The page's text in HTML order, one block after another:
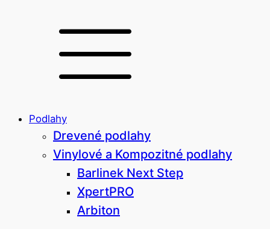
Podlahy
Drevené podlahy
Vinylové a Kompozitné podlahy
Barlinek Next Step
XpertPRO
Arbiton